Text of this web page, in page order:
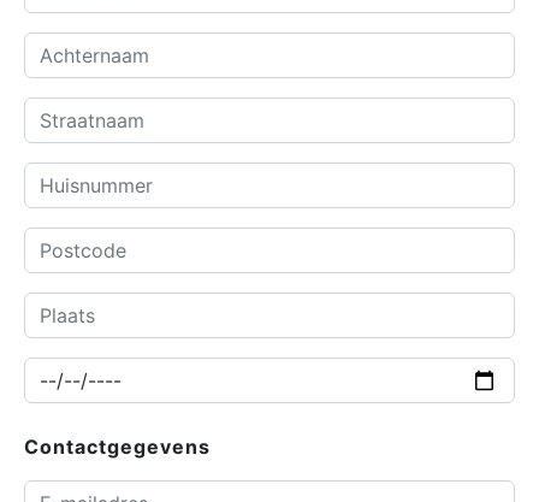
Contactgegevens